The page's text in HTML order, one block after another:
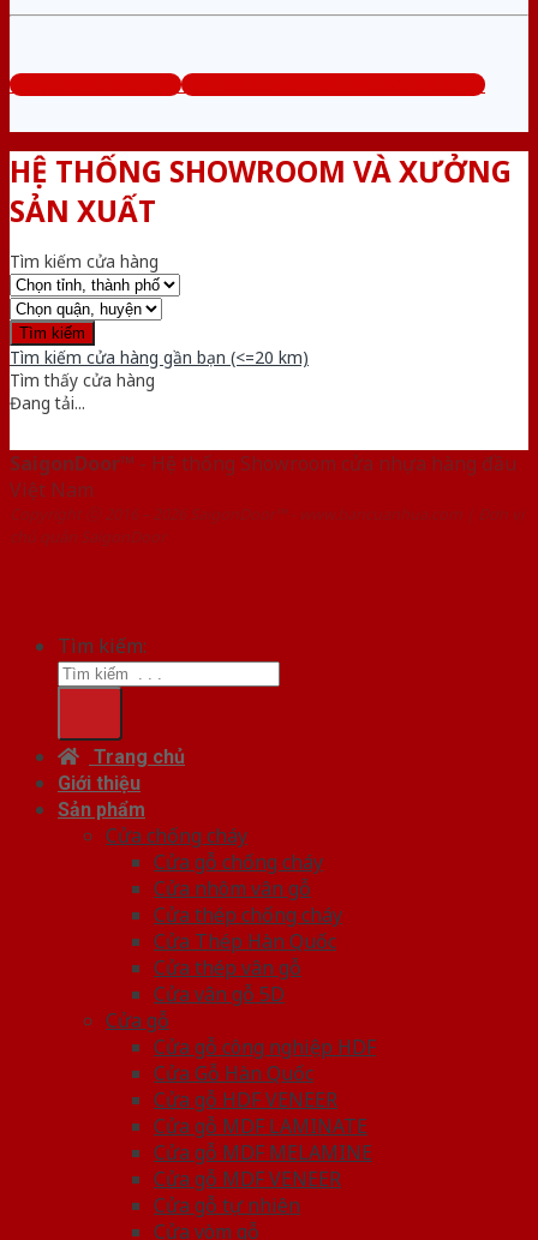
www.cuanhuago.com Tổng đài tư vấn miễn phí: 0824.400.400
HỆ THỐNG SHOWROOM VÀ XƯỞNG
SẢN XUẤT
Tìm kiếm cửa hàng
Tìm kiếm cửa hàng gần bạn (<=20 km)
Tìm thấy cửa hàng
Đang tải...
SaigonDoor™ - Hệ thống Showroom cửa nhựa hàng đầu
Việt Nam
Copyright ⓒ 2016 – 2026 SaigonDoor™ - www.bancuanhua.com | Đơn vị
chủ quản SaigonDoor
Tìm kiếm:
Trang chủ
Giới thiệu
Sản phẩm
Cửa chống cháy
Cửa gỗ chống cháy
Cửa nhôm vân gỗ
Cửa thép chống cháy
Cửa Thép Hàn Quốc
Cửa thép vân gỗ
Cửa vân gỗ 5D
Cửa gỗ
Cửa gỗ công nghiệp HDF
Cửa Gỗ Hàn Quốc
Cửa gỗ HDF VENEER
Cửa gỗ MDF LAMINATE
Cửa gỗ MDF MELAMINE
Cửa gỗ MDF VENEER
Cửa gỗ tự nhiên
Cửa vòm gỗ